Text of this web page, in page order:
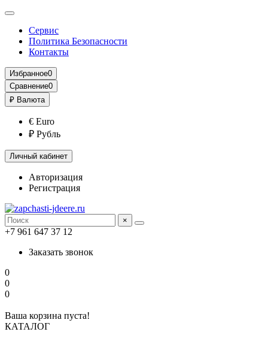
Сервис
Политика Безопасности
Контакты
Избранное0
Сравнение0
₽ Валюта
€ Euro
₽ Рубль
Личный кабинет
Авторизация
Регистрация
×
+7 961 647 37 12
Заказать звонок
0
0
0
Ваша корзина пуста!
КАТАЛОГ